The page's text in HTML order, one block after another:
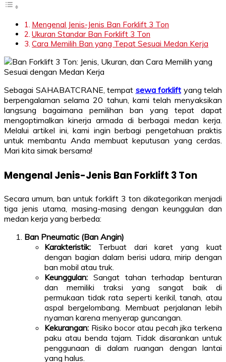
Mengenal Jenis-Jenis Ban Forklift 3 Ton
Ukuran Standar Ban Forklift 3 Ton
Cara Memilih Ban yang Tepat Sesuai Medan Kerja
Sebagai SAHABATCRANE, tempat sewa forklift yang telah
berpengalaman selama 20 tahun, kami telah menyaksikan
langsung bagaimana pemilihan ban yang tepat dapat
mengoptimalkan kinerja armada di berbagai medan kerja.
Melalui artikel ini, kami ingin berbagi pengetahuan praktis
untuk membantu Anda membuat keputusan yang cerdas.
Mari kita simak bersama!
Mengenal Jenis-Jenis Ban Forklift 3 Ton
Secara umum, ban untuk forklift 3 ton dikategorikan menjadi
tiga jenis utama, masing-masing dengan keunggulan dan
medan kerja yang berbeda:
Ban Pneumatic (Ban Angin)
Karakteristik: Terbuat dari karet yang kuat
dengan bagian dalam berisi udara, mirip dengan
ban mobil atau truk.
Keunggulan: Sangat tahan terhadap benturan
dan memiliki traksi yang sangat baik di
permukaan tidak rata seperti kerikil, tanah, atau
aspal bergelombang. Membuat perjalanan lebih
nyaman karena menyerap guncangan.
Kekurangan: Risiko bocor atau pecah jika terkena
paku atau benda tajam. Tidak disarankan untuk
penggunaan di dalam ruangan dengan lantai
yang halus.